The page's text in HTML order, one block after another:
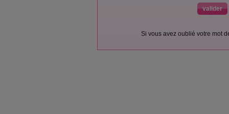
Si vous avez oublié votre mot